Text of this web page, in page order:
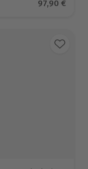
BewertungenAktueller
97,90 €